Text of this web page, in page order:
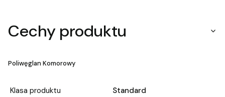
Cechy produktu
Poliwęglan Komorowy
Klasa produktu Standard